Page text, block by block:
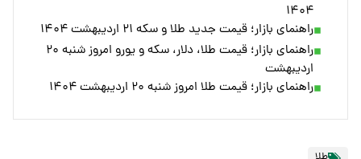
۱۴۰۴
راهنمای بازار؛ قیمت جدید طلا و سکه ۲۱ اردیبهشت ۱۴۰۴
راهنمای بازار؛ قیمت طلا، دلار، سکه و یورو امروز شنبه ۲۰
اردیبهشت
راهنمای بازار؛ قیمت طلا امروز شنبه ۲۰ اردیبهشت ۱۴۰۴